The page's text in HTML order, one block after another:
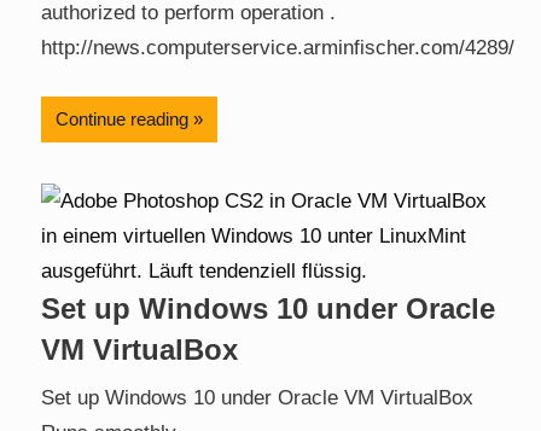
authorized to perform operation .
http://news.computerservice.arminfischer.com/4289/
Continue reading
Set up Windows 10 under Oracle
VM VirtualBox
Set up Windows 10 under Oracle VM VirtualBox